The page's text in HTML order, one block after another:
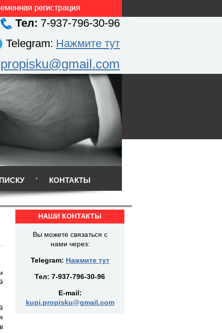
Тел: 7-937-796-30-96
Telegram: Нажмите тут
КОНТАКТЫ
НАШИ КОНТАКТЫ
Вы можете связаться с
нами через:
Telegram: Нажмите тут
Тел: 7-937-796-30-96
E-mail:
kupi.propisku@gmail.com